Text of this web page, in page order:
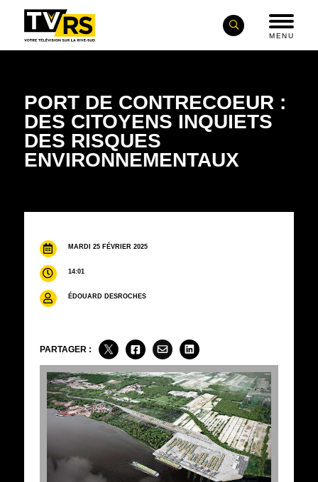
MENU
PORT DE CONTRECOEUR :
DES CITOYENS INQUIETS
DES RISQUES
ENVIRONNEMENTAUX
MARDI 25 FÉVRIER 2025
14:01
ÉDOUARD DESROCHES
PARTAGER :